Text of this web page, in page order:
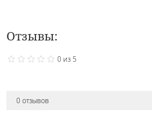
Отзывы:
0 из 5
0 отзывов